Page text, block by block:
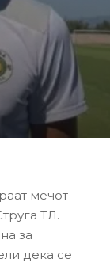
мечот
ТЛ.
за
дека се